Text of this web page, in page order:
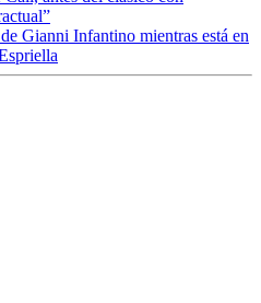
Gianni Infantino mientras está en